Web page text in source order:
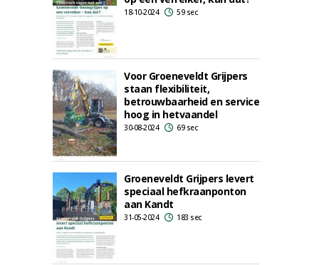
18-10-2024 59 sec
Voor Groeneveldt Grijpers
staan flexibiliteit,
betrouwbaarheid en service
hoog in hetvaandel
30-08-2024 69 sec
Groeneveldt Grijpers levert
speciaal hefkraanponton
aan Kandt
31-05-2024 183 sec